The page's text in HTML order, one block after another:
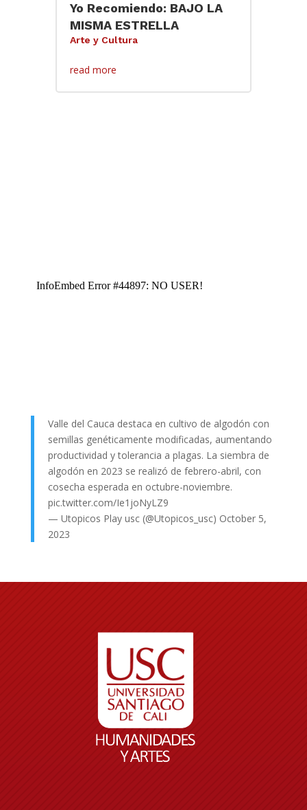
Yo Recomiendo: BAJO LA
MISMA ESTRELLA
Arte y Cultura
read more
Valle del Cauca destaca en cultivo de algodón con
semillas genéticamente modificadas, aumentando
productividad y tolerancia a plagas. La siembra de
algodón en 2023 se realizó de febrero-abril, con
cosecha esperada en octubre-noviembre.
pic.twitter.com/Ie1joNyLZ9
— Utopicos Play usc (@Utopicos_usc) October 5,
2023